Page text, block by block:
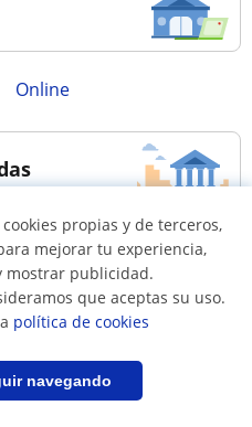
online
Clases en Valparaíso
Clases en Cautín
Clases en Cachapoal
Clases en Talca
Clases en Valdivia
propias y de terceros,
mejorar tu experiencia,
mostrar publicidad.
que aceptas su uso.
política de cookies
navegando